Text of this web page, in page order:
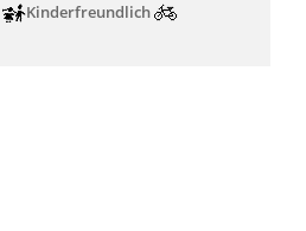
Kinderfreundlich